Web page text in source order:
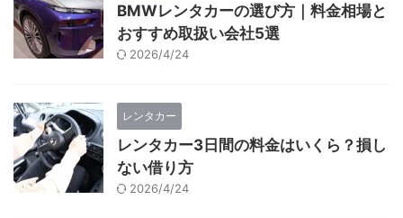
BMWレンタカーの選び方｜料金相場と
おすすめ取扱い会社5選
2026/4/24
レンタカー
レンタカー3日間の料金はいくら？損し
ない借り方
2026/4/24